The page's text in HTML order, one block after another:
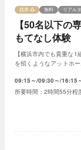
【50名以下の
もてなし体験
残席 無料 リアル
【横浜市内でも貴重な
を招くようなアットホ
09:15～ 09:30～ 16:15
2時間55分程